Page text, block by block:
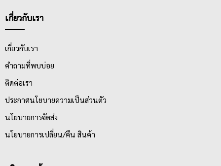
เกี่ยวกับเรา
เกี่ยวกับเรา
คำถามที่พบบ่อย
ติดต่อเรา
ประกาศนโยบายความเป็นส่วนตัว
นโยบายการจัดส่ง
นโยบายการเปลี่ยน/คืน สินค้า